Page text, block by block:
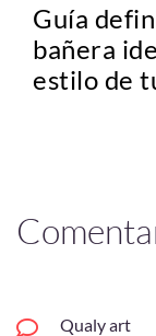
Guía
bañera
estilo de
Qualy art